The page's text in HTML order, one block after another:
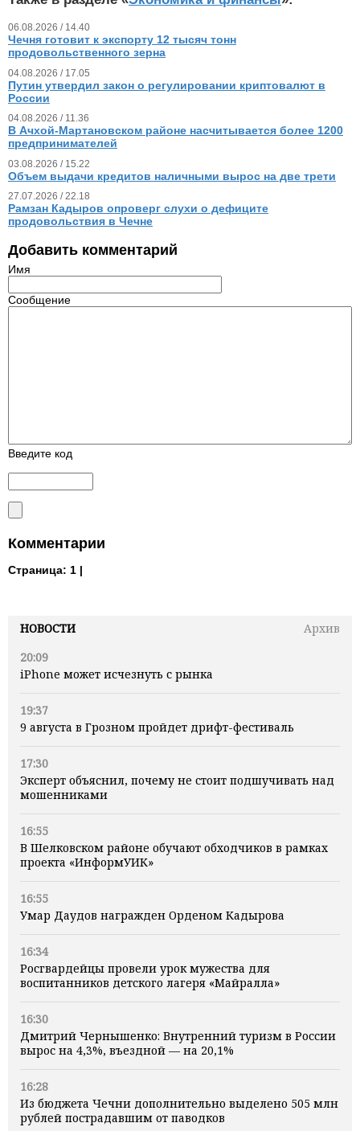
НОВОСТИ
Архив
20:09
iPhone может исчезнуть с рынка
19:37
9 августа в Грозном пройдет дрифт-фестиваль
17:30
Эксперт объяснил, почему не стоит подшучивать над
мошенниками
16:55
В Шелковском районе обучают обходчиков в рамках
проекта «ИнформУИК»
16:55
Умар Даудов награжден Орденом Кадырова
16:34
Росгвардейцы провели урок мужества для
воспитанников детского лагеря «Майралла»
16:30
Дмитрий Чернышенко: Внутренний туризм в России
вырос на 4,3%, въездной — на 20,1%
16:28
Из бюджета Чечни дополнительно выделено 505 млн
рублей пострадавшим от паводков
06.08.2026 / 14.40
Чечня готовит к экспорту 12 тысяч тонн
продовольственного зерна
04.08.2026 / 17.05
Путин утвердил закон о регулировании криптовалют в
России
04.08.2026 / 11.36
В Ачхой-Мартановском районе насчитывается более 1200
предпринимателей
03.08.2026 / 15.22
Объем выдачи кредитов наличными вырос на две трети
27.07.2026 / 22.18
Рамзан Кадыров опроверг слухи о дефиците
продовольствия в Чечне
Добавить комментарий
Имя
Сообщение
Введите код
Комментарии
Страница: 1 |